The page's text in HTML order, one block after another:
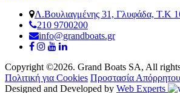
Λ.Βουλιαγμένης 31, Γλυφάδα, Τ.Κ
210 9700200
info@grandboats.gr
Copyright ©2026. Grand Boats SA, All
Πολιτική για Cookies Προστασία Απόρρητου
Designed and Developed by Web Experts